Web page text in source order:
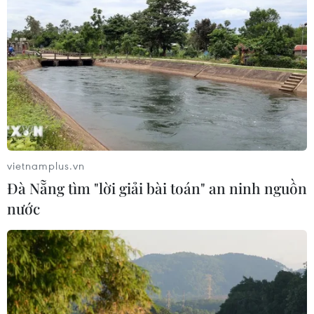
phải để xóa bỏ trách nhiệm của thí
sinh
05/08/2026 09:19
Bắc Ninh: Tinh gọn hơn 50% đầu mối
cơ sở giáo dục công lập
05/08/2026 06:53
Vụ trường Chuyên Tuyên Quang:
Việc tổ chức thi lại trên cơ sở kết quả
điều tra
05/08/2026 04:39
Bộ GD-ĐT tạm dừng xét tuyển đại
vietnamplus.vn
Đà Nẵng tìm "lời giải bài toán" an ninh nguồn
nước